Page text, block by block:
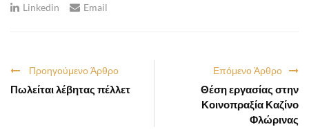
Linkedin
Email
Επόμενο Άρθρο
Θέση εργασίας στην
Κοινοπραξία Καζίνο
Φλώρινας
Προηγούμενο Άρθρο
Πωλείται λέβητας πέλλετ